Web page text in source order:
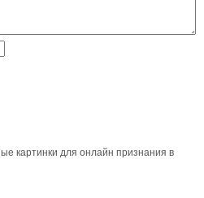
картинки для онлайн признания в